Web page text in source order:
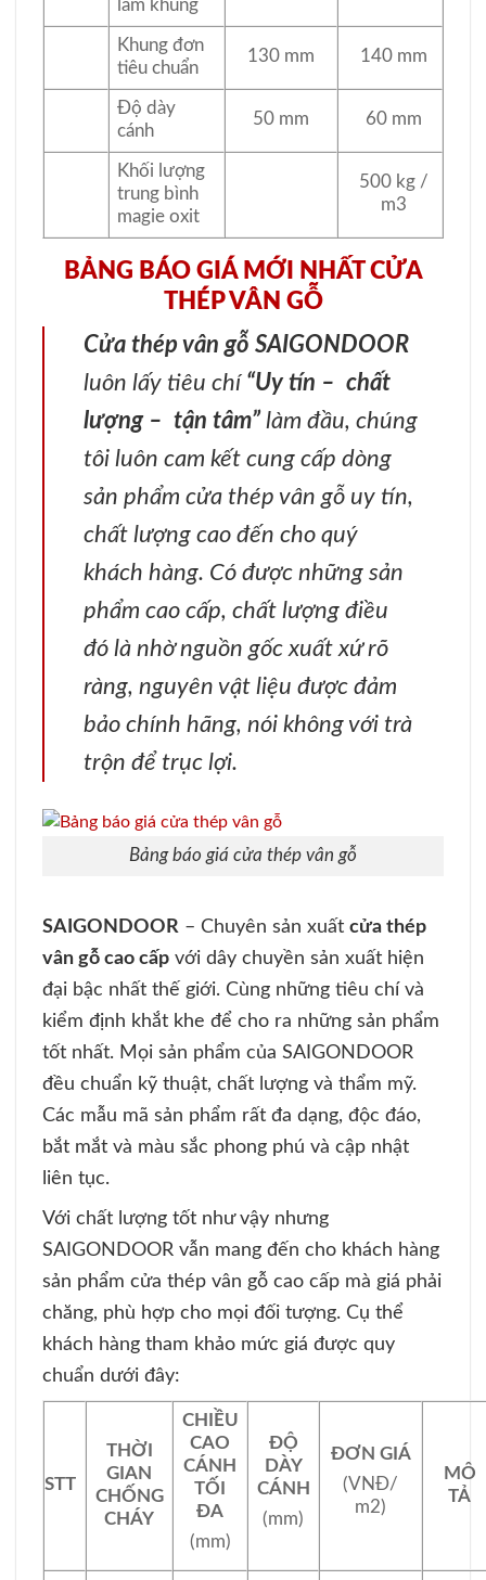
làm khung
Khung đơn
tiêu chuẩn
130 mm 140 mm
Độ dày
cánh
50 mm 60 mm
Khối lượng
trung bình
magie oxit
500 kg /
m3
BẢNG BÁO GIÁ MỚI NHẤT CỬA
THÉP VÂN GỖ
Cửa thép vân gỗ SAIGONDOOR
luôn lấy tiêu chí “Uy tín – chất
lượng – tận tâm” làm đầu, chúng
tôi luôn cam kết cung cấp dòng
sản phẩm cửa thép vân gỗ uy tín,
chất lượng cao đến cho quý
khách hàng. Có được những sản
phẩm cao cấp, chất lượng điều
đó là nhờ nguồn gốc xuất xứ rõ
ràng, nguyên vật liệu được đảm
bảo chính hãng, nói không với trà
trộn để trục lợi.
Bảng báo giá cửa thép vân gỗ
SAIGONDOOR – Chuyên sản xuất cửa thép
vân gỗ cao cấp với dây chuyền sản xuất hiện
đại bậc nhất thế giới. Cùng những tiêu chí và
kiểm định khắt khe để cho ra những sản phẩm
tốt nhất. Mọi sản phẩm của SAIGONDOOR
đều chuẩn kỹ thuật, chất lượng và thẩm mỹ.
Các mẫu mã sản phẩm rất đa dạng, độc đáo,
bắt mắt và màu sắc phong phú và cập nhật
liên tục.
Với chất lượng tốt như vậy nhưng
SAIGONDOOR vẫn mang đến cho khách hàng
sản phẩm cửa thép vân gỗ cao cấp mà giá phải
chăng, phù hợp cho mọi đối tượng. Cụ thể
khách hàng tham khảo mức giá được quy
chuẩn dưới đây:
STT
THỜI
GIAN
CHỐNG
CHÁY
CHIỀU
CAO
CÁNH
TỐI
ĐA
(mm)
ĐỘ
DÀY
CÁNH
(mm)
ĐƠN GIÁ
(VNĐ/
m2)
MÔ
TẢ